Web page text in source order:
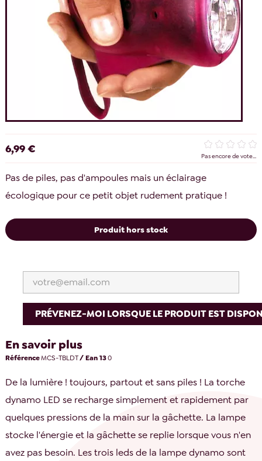
6,99 €
Pas encore de vote...
Pas de piles, pas d'ampoules mais un éclairage
écologique pour ce petit objet rudement pratique !
Produit hors stock
PRÉVENEZ-MOI LORSQUE LE PRODUIT EST
En savoir plus
RéférenceMCS-TBLDT/ Ean 130
De la lumière ! toujours, partout et sans piles ! La torche
dynamo LED se recharge simplement et rapidement par
quelques pressions de la main sur la gâchette. La lampe
stocke l'énergie et la gâchette se replie lorsque vous n'en
avez pas besoin. Les trois leds de la lampe dynamo sont